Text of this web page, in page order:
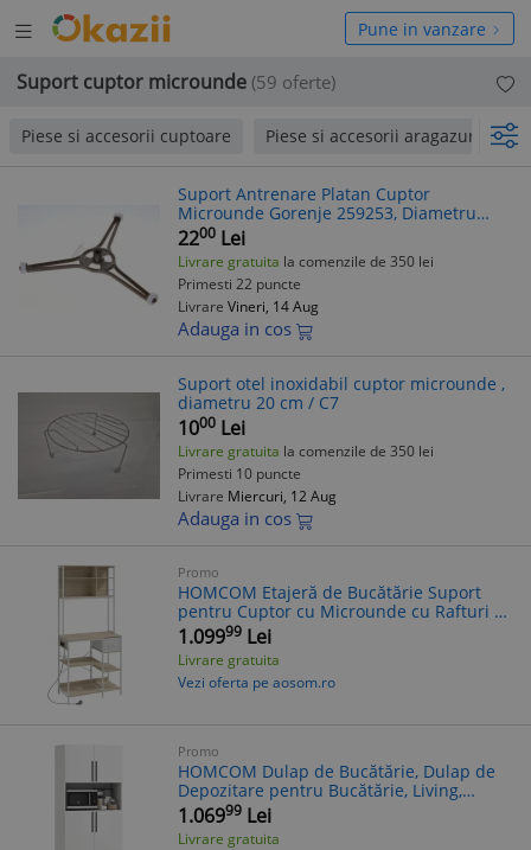
Deschide
meniul
Pune in vanzare
Suport cuptor microunde (59 oferte)
Piese si accesorii cuptoare Piese si accesorii aragazuri si
Suport Antrenare Platan Cuptor
Microunde Gorenje 259253, Diametru
18.4 cm
2200 Lei
Livrare gratuita la comenzile de 350 lei
Primesti 22 puncte
Livrare Vineri, 14 Aug
Adauga in cos
Suport otel inoxidabil cuptor microunde ,
diametru 20 cm / C7
1000 Lei
Livrare gratuita la comenzile de 350 lei
Primesti 10 puncte
Livrare Miercuri, 12 Aug
Adauga in cos
Promo
HOMCOM Etajeră de Bucătărie Suport
pentru Cuptor cu Microunde cu Rafturi și
6 Cârlige pentru Spații Reduse 80x40x181
cm Stejar | Aosom Romania
1.09999 Lei
Livrare gratuita
Vezi oferta pe aosom.ro
Promo
HOMCOM Dulap de Bucătărie, Dulap de
Depozitare pentru Bucătărie, Living,
Sufragerie, Dulap, Rafturi, Suport cuptor
cu Microunde, Spăn, Alb | Aosom Rom
1.06999 Lei
Livrare gratuita